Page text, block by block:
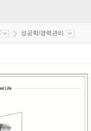
성공학/경력관리